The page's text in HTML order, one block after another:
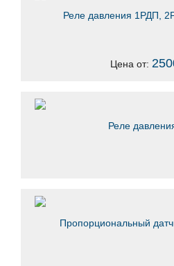
Реле давления 1РДП,
Цена от:
Реле
Пропорциональный